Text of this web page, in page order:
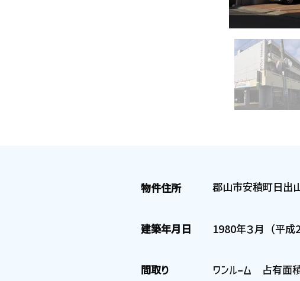
物件住所 郡山市安積町日出
建築年月日 1980年３月（平成
間取り ワンルーム 占